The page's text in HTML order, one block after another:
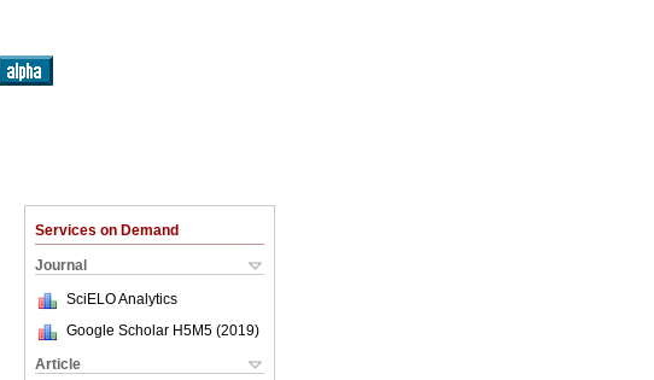
Services on Demand
Journal
SciELO Analytics
Google Scholar H5M5 (2019)
Article